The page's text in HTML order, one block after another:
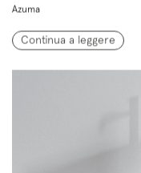
Azuma
Continua a leggere